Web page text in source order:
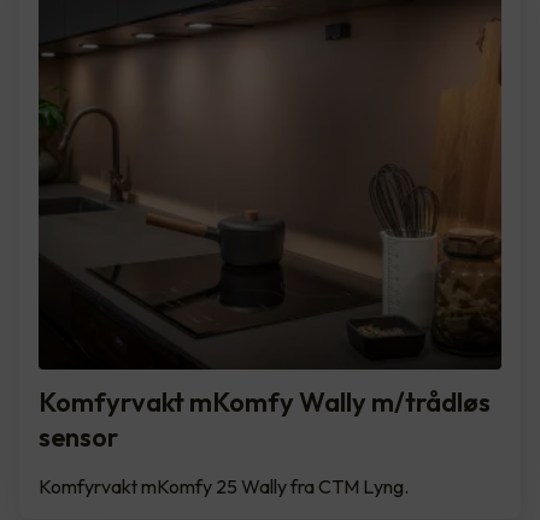
Komfyrvakt mKomfy Wally m/trådløs
sensor
Komfyrvakt mKomfy 25 Wally fra CTM Lyng.